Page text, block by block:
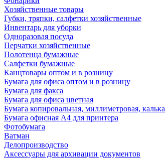
Хозяйственные товары
Губки, тряпки, салфетки хозяйственные
Инвентарь для уборки
Одноразовая посуда
Перчатки хозяйственные
Полотенца бумажные
Салфетки бумажные
Канцтовары оптом и в розницу
Бумага для офиса оптом и в розницу
Бумага для факса
Бумага для офиса цветная
Бумага копировальная, миллиметровая, калька
Бумага офисная А4 для принтера
Фотобумага
Ватман
Делопроизводство
Аксессуары для архивации документов